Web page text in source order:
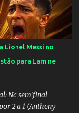
Lionel Messi no
para Lamine
Na semifinal
2 a 1 (Anthony